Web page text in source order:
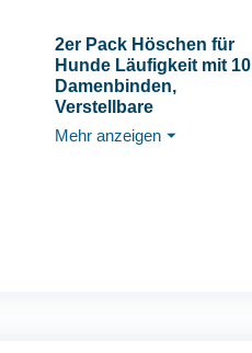
2er Pack Höschen für
Hunde Läufigkeit mit 10
Damenbinden,
Verstellbare
Schutzhose Hündin,
Wiederverwendbare
Mehr anzeigen ⏷